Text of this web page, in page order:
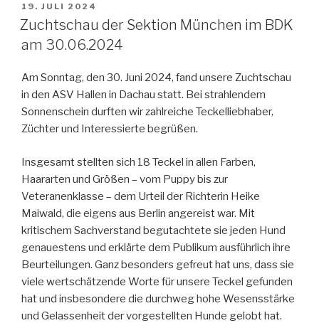
VERÖFFENTLICHT
AM
19. JULI 2024
Zuchtschau der Sektion München im BDK
am 30.06.2024
Am Sonntag, den 30. Juni 2024, fand unsere Zuchtschau
in den ASV Hallen in Dachau statt. Bei strahlendem
Sonnenschein durften wir zahlreiche Teckelliebhaber,
Züchter und Interessierte begrüßen.
Insgesamt stellten sich 18 Teckel in allen Farben,
Haararten und Größen – vom Puppy bis zur
Veteranenklasse – dem Urteil der Richterin Heike
Maiwald, die eigens aus Berlin angereist war. Mit
kritischem Sachverstand begutachtete sie jeden Hund
genauestens und erklärte dem Publikum ausführlich ihre
Beurteilungen. Ganz besonders gefreut hat uns, dass sie
viele wertschätzende Worte für unsere Teckel gefunden
hat und insbesondere die durchweg hohe Wesensstärke
und Gelassenheit der vorgestellten Hunde gelobt hat.